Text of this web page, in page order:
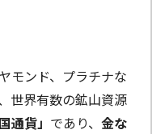
モンド、プラチナな
世界有数の鉱山資源
通貨」 であり、 金な